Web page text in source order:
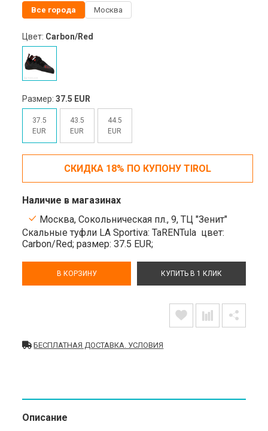
Все города Москва
Цвет: Carbon/Red
Размер:37.5 EUR
37.5
EUR
43.5
EUR
44.5
EUR
СКИДКА 18% ПО КУПОНУ TIROL
Наличие в магазинах
Москва, Сокольническая пл., 9, ТЦ "Зенит"
Скальные туфли LA Sportiva: TaRENTula цвет:
Carbon/Red;размер: 37.5 EUR;
В КОРЗИНУ КУПИТЬ В 1 КЛИК
БЕСПЛАТНАЯ ДОСТАВКА. УСЛОВИЯ
Описание